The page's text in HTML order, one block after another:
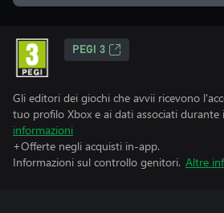
PEGI 3
Gli editori dei giochi che avvii ricevono
tuo profilo Xbox e ai dati associati durante
informazioni
+Offerte negli acquisti in-app.
Informazioni sul controllo genitori. Altre